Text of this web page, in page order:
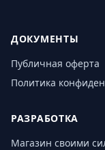
ДОКУМЕНТЫ
Публичная оферта
Политика
РАЗРАБОТКА
Магазин своими